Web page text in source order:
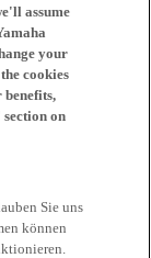
assume
your
cookies
benefits,
section on
Sie uns
können